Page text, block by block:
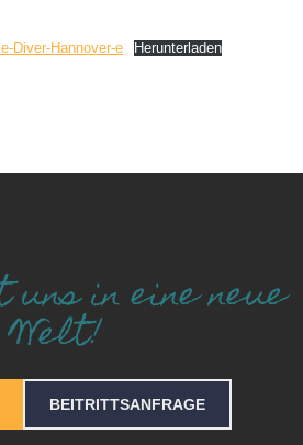
Diver-Hannover-e Herunterladen
in eine neue
Welt!
BEITRITTSANFRAGE